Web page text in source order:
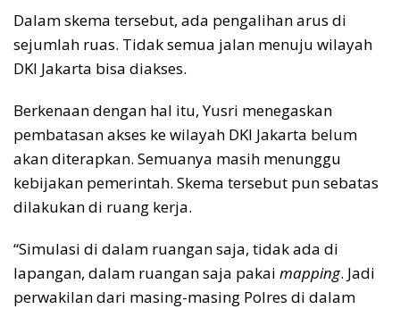
Dalam skema tersebut, ada pengalihan arus di
sejumlah ruas. Tidak semua jalan menuju wilayah
DKI Jakarta bisa diakses.
Berkenaan dengan hal itu, Yusri menegaskan
pembatasan akses ke wilayah DKI Jakarta belum
akan diterapkan. Semuanya masih menunggu
kebijakan pemerintah. Skema tersebut pun sebatas
dilakukan di ruang kerja.
“Simulasi di dalam ruangan saja, tidak ada di
lapangan, dalam ruangan saja pakai mapping. Jadi
perwakilan dari masing-masing Polres di dalam